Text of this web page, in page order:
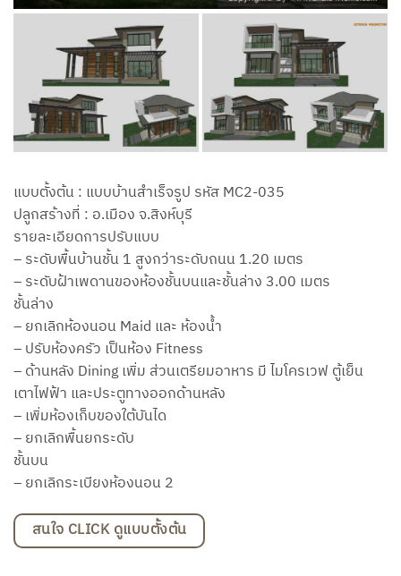
แบบตั้งต้น : แบบบ้านสำเร็จรูป รหัส MC2-035
ปลูกสร้างที่ : อ.เมือง จ.สิงห์บุรี
รายละเอียดการปรับแบบ
– ระดับพื้นบ้านชั้น 1 สูงกว่าระดับถนน 1.20 เมตร
– ระดับฝ้าเพดานของห้องชั้นบนและชั้นล่าง 3.00 เมตร
ชั้นล่าง
– ยกเลิกห้องนอน Maid และ ห้องน้ำ
– ปรับห้องครัว เป็นห้อง Fitness
– ด้านหลัง Dining เพิ่ม ส่วนเตรียมอาหาร มี ไมโครเวฟ ตู้เย็น
เตาไฟฟ้า และประตูทางออกด้านหลัง
– เพิ่มห้องเก็บของใต้บันได
– ยกเลิกพื้นยกระดับ
ชั้นบน
– ยกเลิกระเบียงห้องนอน 2
สนใจ CLICK ดูแบบตั้งต้น